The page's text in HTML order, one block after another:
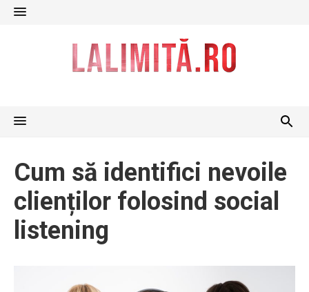
Skip
Cum să identifici nevoile
clienților folosind social
listening